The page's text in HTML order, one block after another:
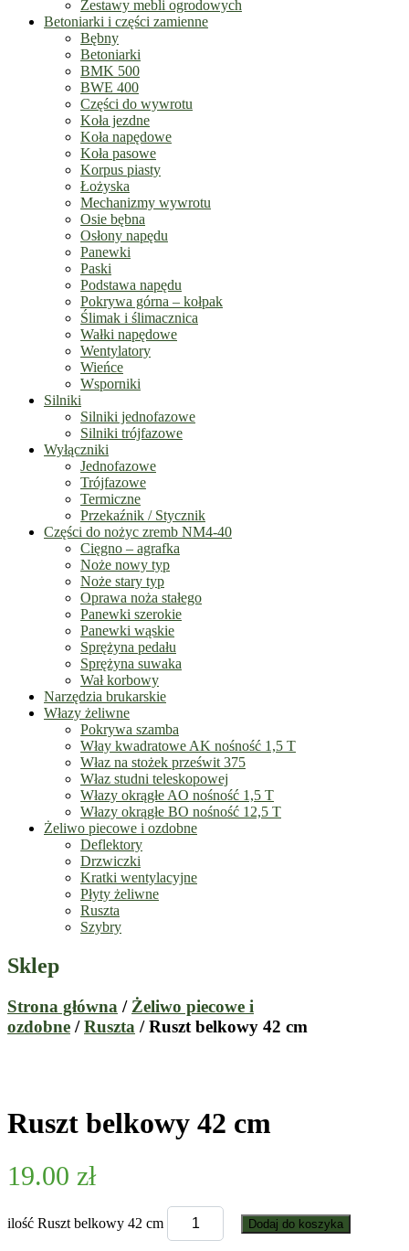
Zestawy mebli ogrodowych
Betoniarki i części zamienne
Bębny
Betoniarki
BMK 500
BWE 400
Części do wywrotu
Koła jezdne
Koła napędowe
Koła pasowe
Korpus piasty
Łożyska
Mechanizmy wywrotu
Osie bębna
Osłony napędu
Panewki
Paski
Podstawa napędu
Pokrywa górna – kołpak
Ślimak i ślimacznica
Wałki napędowe
Wentylatory
Wieńce
Wsporniki
Silniki
Silniki jednofazowe
Silniki trójfazowe
Wyłączniki
Jednofazowe
Trójfazowe
Termiczne
Przekaźnik / Stycznik
Części do nożyc zremb NM4-40
Cięgno – agrafka
Noże nowy typ
Noże stary typ
Oprawa noża stałego
Panewki szerokie
Panewki wąskie
Sprężyna pedału
Sprężyna suwaka
Wał korbowy
Narzędzia brukarskie
Włazy żeliwne
Pokrywa szamba
Włay kwadratowe AK nośność 1,5 T
Właz na stożek prześwit 375
Właz studni teleskopowej
Włazy okrągłe AO nośność 1,5 T
Włazy okrągłe BO nośność 12,5 T
Żeliwo piecowe i ozdobne
Deflektory
Drzwiczki
Kratki wentylacyjne
Płyty żeliwne
Ruszta
Szybry
Sklep
Strona główna / Żeliwo piecowe i
ozdobne /Ruszta / Ruszt belkowy 42 cm
Ruszt belkowy 42 cm
19.00 zł
ilość Ruszt belkowy 42 cm Dodaj do koszyka